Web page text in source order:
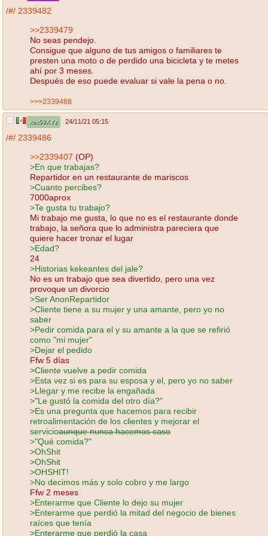
/#/ 2339482
>>2339479
No seas pendejo.
Consigue que alguno de tus amigos o familiares te
presten una moto o de perdido una bicicleta y te metes
ahí por 3 meses.
Después de eso puede evaluar si vale la pena o no.
>>>2339488
xox59XYz 24/11/21 05:15
/#/ 2339486
>>2339407 (OP)
>En que trabajas?
Repartidor en un restaurante de mariscos
>Cuanto percibes?
7000aprox
>Te gusta tu trabajo?
Mi trabajo me gusta, lo que no es el restaurante donde
trabajo, la señora que lo administra pareciera que
quiere hacer tronar el lugar
>Edad?
24
>Historias kekeantes del jale?
No es un trabajo que sea divertido, pero una vez
provoque un divorcio
>Ser AnonRepartidor
>Cliente tiene a su mujer y una amante, pero yo no
saber
>Pedir comida para el y su amante a la que se refirió
como "mi mujer"
>Dejar el pedido
Ffw 5 días
>Cliente vuelve a pedir comida
>Esta vez si es para su esposa y el, pero yo no saber
>Llegar y me recibe la engañada
>"Le gustó la comida del otro día?"
>Es una pregunta que hacemos para recibir
retroalimentación de los clientes y mejorar el
servicioaunque nunca hacemos caso
>"Qué comida?"
>OhShit
>OhShit
>OHSHIT!
>No decimos más y solo cobro y me largo
Ffw 2 meses
>Enterarme que Cliente lo dejo su mujer
>Enterarme que perdió la mitad del negocio de bienes
raíces que tenía
>Enterarme que perdió la casa